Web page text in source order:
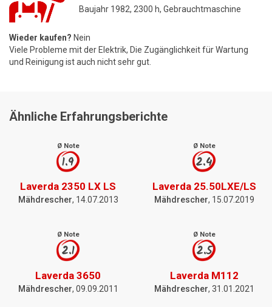
Baujahr 1982, 2300 h, Gebrauchtmaschine
Wieder kaufen? Nein
Viele Probleme mit der Elektrik, Die Zugänglichkeit für Wartung
und Reinigung ist auch nicht sehr gut.
Ähnliche Erfahrungsberichte
Ø Note
1.9
Laverda 2350 LX LS
Mähdrescher, 14.07.2013
Ø Note
2.4
Laverda 25.50LXE/LS
Mähdrescher, 15.07.2019
Ø Note
2.1
Laverda 3650
Mähdrescher, 09.09.2011
Ø Note
2.5
Laverda M112
Mähdrescher, 31.01.2021